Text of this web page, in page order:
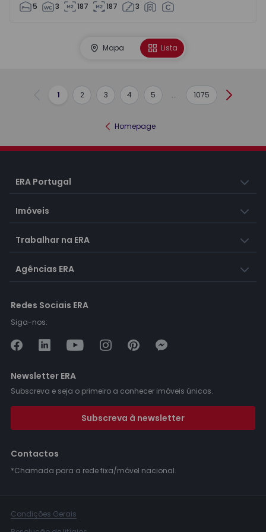
5 3 187 187 3
Mapa Lista
Anterior
1 2 3 4 5 ... 1075
Homepage
ERA Portugal
Imóveis
Trabalhar na ERA
Agências ERA
Redes Sociais ERA
Siga-nos:
Newsletter ERA
Subscreva e seja o primeiro a conhecer imóveis únicos.
Subscreva à newsletter
Contactos
*Chamada para a rede fixa/móvel nacional.
Condições Gerais